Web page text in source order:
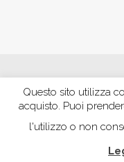
C.F.
Ecommerce by
Questo sito utilizza
acquisto. Puoi
l'utilizzo o non